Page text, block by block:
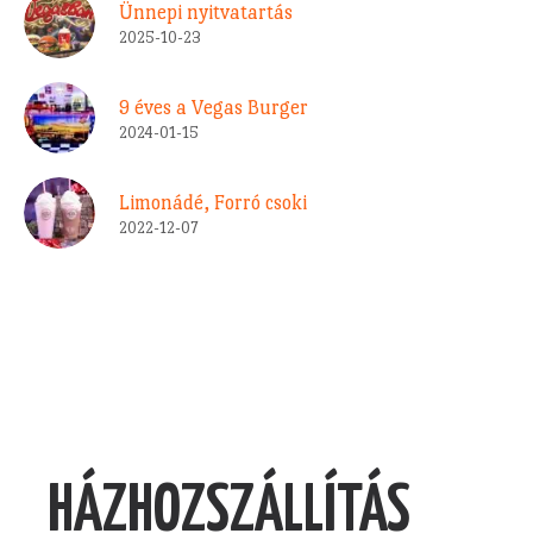
Ünnepi nyitvatartás
2025-10-23
9 éves a Vegas Burger
2024-01-15
Limonádé, Forró csoki
2022-12-07
HÁZHOZSZÁLLÍTÁS